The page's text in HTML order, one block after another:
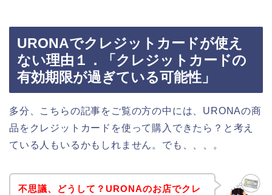
URONAでクレジットカードが使え
ない理由１．「クレジットカードの
有効期限が過ぎている可能性」
多分、こちらの記事をご覧の方の中には、URONAの商
品をクレジットカードを使って購入できたら？と考え
ている人もいるかもしれません。でも、、、。
不思議、どうして？URONAのお店でクレ